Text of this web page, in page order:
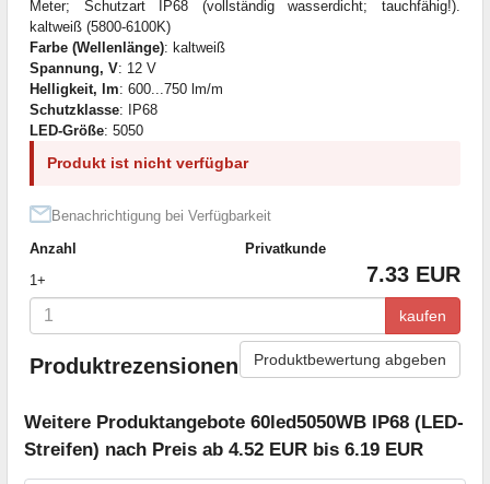
Meter; Schutzart IP68 (vollständig wasserdicht; tauchfähig!).
kaltweiß (5800-6100K)
Farbe (Wellenlänge): kaltweiß
Spannung, V: 12 V
Helligkeit, lm: 600...750 lm/m
Schutzklasse: IP68
LED-Größe: 5050
Produkt ist nicht verfügbar
Benachrichtigung bei Verfügbarkeit
Anzahl
Privatkunde
1+
7.33 EUR
kaufen
Produktrezensionen Produktbewertung abgeben
Weitere Produktangebote 60led5050WB IP68 (LED-
Streifen) nach Preis ab 4.52 EUR bis 6.19 EUR